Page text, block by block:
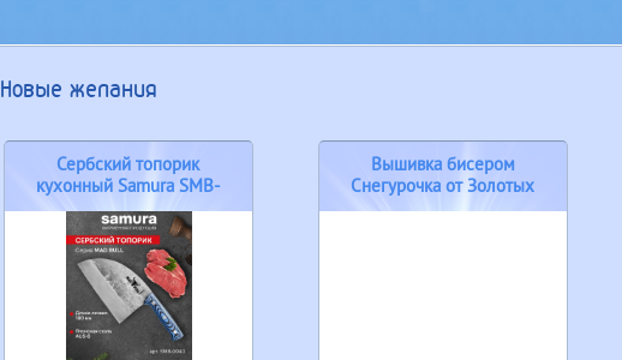
Новые желания
Сербский топорик
кухонный Samura SMB-
0040...
Вышивка бисером
Снегурочка от Золотых
ручек ЛМ-034